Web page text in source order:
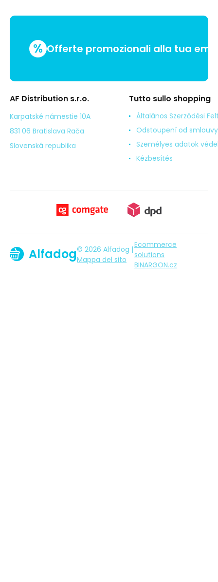
% Offerte promozionali alla tua
AF Distribution s.r.o.
Karpatské námestie 10A
831 06 Bratislava Rača
Slovenská republika
Tutto sullo shopping
Általános Szerződési
Odstoupení od smlouvy
Személyes adatok
Kézbesítés
Alfadog© 2026 Alfadog |
Mappa del sito
Ecommerce
solutions
BINARGON.cz